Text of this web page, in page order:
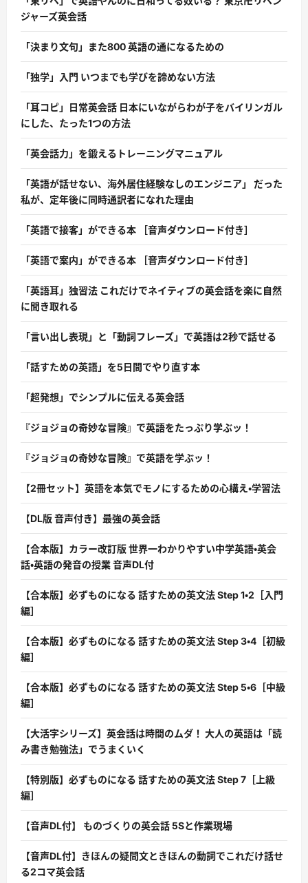
ジャーズ英会話
「決まり文句」また800 英語の通になるための
「独学」入門 いつまでも学びを諦めない方法
「耳コピ」日常英会話 日本にいながらわが子をバイリンガル
にした、たった1つの方法
「英会話力」を鍛えるトレーニングマニュアル
「英語が話せない、海外居住経験なしのエンジニア」 だった
私が、定年後に同時通訳者になれた理由
「英語で接客」ができる本 ［音声ダウンロード付き］
「英語で案内」ができる本 ［音声ダウンロード付き］
「英語耳」独習法 これだけでネイティブの英会話を楽に自然
に聞き取れる
「言い出し表現」と「動詞フレーズ」で英語は2秒で話せる
「話すための英語」を5日間でやり直す本
「超発想」でシンプルに伝える英会話
『ジョジョの奇妙な冒険』で英語をたっぷり学ぶッ！
『ジョジョの奇妙な冒険』で英語を学ぶッ！
【2冊セット】英語を本気でモノにするための心構え・学習法
【DL版 音声付き】最強の英会話
【合本版】カラー改訂版 世界一わかりやすい中学英語・英会
話・英語の発音の授業 音声DL付
【合本版】必ずものになる 話すための英文法 Step 1・2［入門
編］
【合本版】必ずものになる 話すための英文法 Step 3・4［初級
編］
【合本版】必ずものになる 話すための英文法 Step 5・6［中級
編］
【大活字シリーズ】英会話は時間のムダ！ 大人の英語は「読
み書き勉強法」でうまくいく
【特別版】必ずものになる 話すための英文法 Step 7［上級
編］
【音声DL付】 ものづくりの英会話 5Sと作業現場
【音声DL付】きほんの疑問文ときほんの動詞でこれだけ話せ
る2コマ英会話